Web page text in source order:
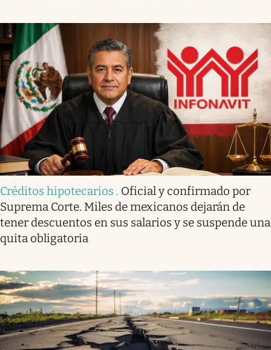
Créditos hipotecarios . Oficial y confirmado por
Suprema Corte. Miles de mexicanos dejarán de
tener descuentos en sus salarios y se suspende una
quita obligatoria